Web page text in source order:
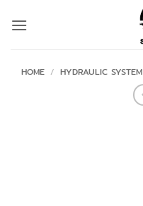
HOME / HYDRAULIC SYSTEM